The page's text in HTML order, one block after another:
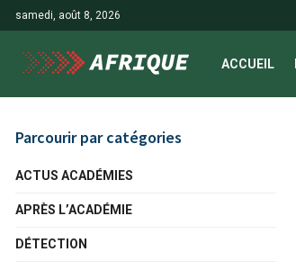
samedi, août 8, 2026
ACCUEIL
Parcourir par catégories
ACTUS ACADÉMIES
APRÈS L’ACADÉMIE
DÉTECTION